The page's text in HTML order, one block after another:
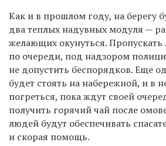
Как и в прошлом году, на берегу
два теплых надувных модуля —
желающих окунуться.
по очереди, под надзором
не допустить беспорядков. Еще
будет стоять на набережной, и в
погреться, пока ждут своей
получить горячий чай после
людей будут обеспечивать
и скорая помощь.